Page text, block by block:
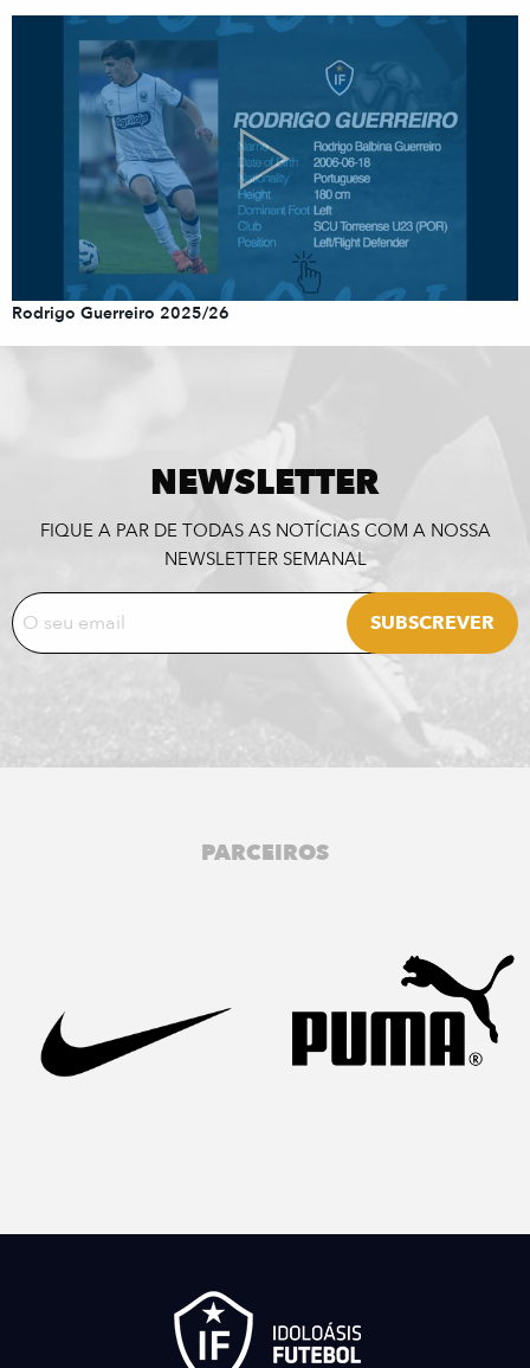
Rodrigo Guerreiro 2025/26
NEWSLETTER
FIQUE A PAR DE TODAS AS NOTÍCIAS COM A NOSSA
NEWSLETTER SEMANAL
PARCEIROS